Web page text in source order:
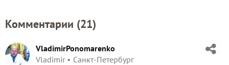
Комментарии (21)
VladimirPonomarenko
Vladimir
Санкт-Петербург